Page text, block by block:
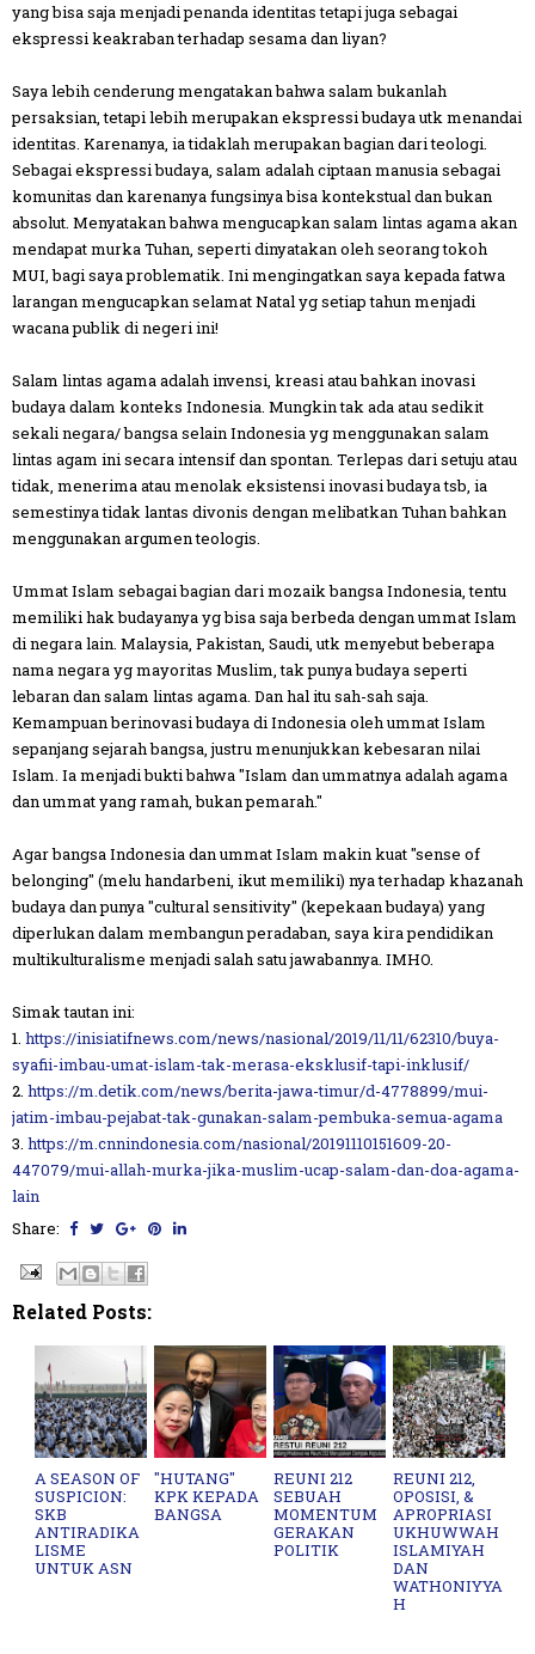
yang bisa saja menjadi penanda identitas tetapi juga sebagai
ekspressi keakraban terhadap sesama dan liyan?
Saya lebih cenderung mengatakan bahwa salam bukanlah
persaksian, tetapi lebih merupakan ekspressi budaya utk menandai
identitas. Karenanya, ia tidaklah merupakan bagian dari teologi.
Sebagai ekspressi budaya, salam adalah ciptaan manusia sebagai
komunitas dan karenanya fungsinya bisa kontekstual dan bukan
absolut. Menyatakan bahwa mengucapkan salam lintas agama akan
mendapat murka Tuhan, seperti dinyatakan oleh seorang tokoh
MUI, bagi saya problematik. Ini mengingatkan saya kepada fatwa
larangan mengucapkan selamat Natal yg setiap tahun menjadi
wacana publik di negeri ini!
Salam lintas agama adalah invensi, kreasi atau bahkan inovasi
budaya dalam konteks Indonesia. Mungkin tak ada atau sedikit
sekali negara/ bangsa selain Indonesia yg menggunakan salam
lintas agam ini secara intensif dan spontan. Terlepas dari setuju atau
tidak, menerima atau menolak eksistensi inovasi budaya tsb, ia
semestinya tidak lantas divonis dengan melibatkan Tuhan bahkan
menggunakan argumen teologis.
Ummat Islam sebagai bagian dari mozaik bangsa Indonesia, tentu
memiliki hak budayanya yg bisa saja berbeda dengan ummat Islam
di negara lain. Malaysia, Pakistan, Saudi, utk menyebut beberapa
nama negara yg mayoritas Muslim, tak punya budaya seperti
lebaran dan salam lintas agama. Dan hal itu sah-sah saja.
Kemampuan berinovasi budaya di Indonesia oleh ummat Islam
sepanjang sejarah bangsa, justru menunjukkan kebesaran nilai
Islam. Ia menjadi bukti bahwa "Islam dan ummatnya adalah agama
dan ummat yang ramah, bukan pemarah."
Agar bangsa Indonesia dan ummat Islam makin kuat "sense of
belonging" (melu handarbeni, ikut memiliki) nya terhadap khazanah
budaya dan punya "cultural sensitivity" (kepekaan budaya) yang
diperlukan dalam membangun peradaban, saya kira pendidikan
multikulturalisme menjadi salah satu jawabannya. IMHO.
Simak tautan ini:
1. https://inisiatifnews.com/news/nasional/2019/11/11/62310/buya-
syafii-imbau-umat-islam-tak-merasa-eksklusif-tapi-inklusif/
2. https://m.detik.com/news/berita-jawa-timur/d-4778899/mui-
jatim-imbau-pejabat-tak-gunakan-salam-pembuka-semua-agama
3. https://m.cnnindonesia.com/nasional/20191110151609-20-
447079/mui-allah-murka-jika-muslim-ucap-salam-dan-doa-agama-
lain
Share:
Related Posts:
A SEASON OF
SUSPICION:
SKB
ANTIRADIKA
LISME
UNTUK ASN
"HUTANG"
KPK KEPADA
BANGSA
REUNI 212
SEBUAH
MOMENTUM
GERAKAN
POLITIK
REUNI 212,
OPOSISI, &
APROPRIASI
UKHUWWAH
ISLAMIYAH
DAN
WATHONIYYA
H